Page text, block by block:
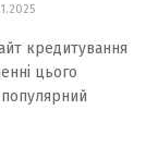
кредитування
цього